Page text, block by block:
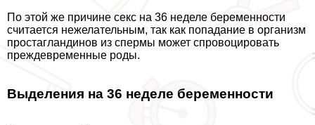
По этой же причине ceкc на 36 неделе беременности
считается нежелательным, так как попадание в организм
простагландинов из cпepмы может спровоцировать
преждевременные роды.
Выделения на 36 неделе беременности